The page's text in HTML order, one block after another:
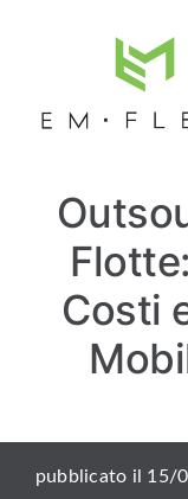
Costi
pubblicato il 15/